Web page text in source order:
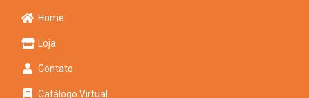
Home
Loja
Contato
Catálogo Virtual